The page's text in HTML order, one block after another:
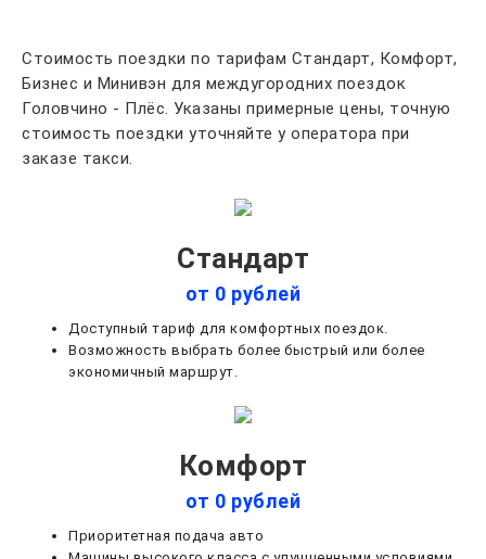
Стоимость поездки по тарифам Стандарт, Комфорт,
Бизнес и Минивэн для междугородних поездок
Головчино - Плёс. Указаны примерные цены, точную
стоимость поездки уточняйте у оператора при
заказе такси.
Стандарт
от 0 рублей
Доступный тариф для комфортных поездок.
Возможность выбрать более быстрый или более
экономичный маршрут.
Комфорт
от 0 рублей
Приоритетная подача авто